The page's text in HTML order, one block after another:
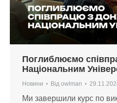
Поглиблюємо
Національним
Новини Від owlman
Ми завершили курс по